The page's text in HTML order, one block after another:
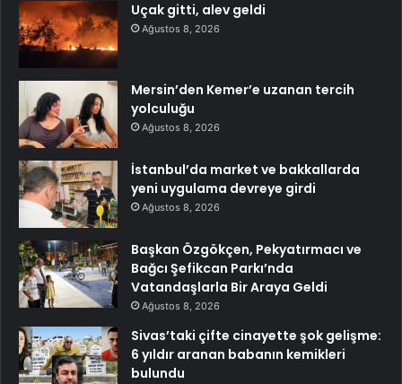
Uçak gitti, alev geldi
Ağustos 8, 2026
Mersin’den Kemer’e uzanan tercih
yolculuğu
Ağustos 8, 2026
İstanbul’da market ve bakkallarda
yeni uygulama devreye girdi
Ağustos 8, 2026
Başkan Özgökçen, Pekyatırmacı ve
Bağcı Şefikcan Parkı’nda
Vatandaşlarla Bir Araya Geldi
Ağustos 8, 2026
Sivas’taki çifte cinayette şok gelişme:
6 yıldır aranan babanın kemikleri
bulundu